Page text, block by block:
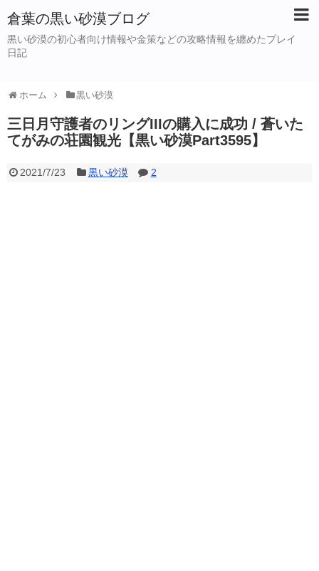
倉葉の黒い砂漠ブログ
黒い砂漠の初心者向け情報や金策などの攻略情報を纏めたプレイ
日記
ホーム 黒い砂漠
三日月守護者のリングIIIの購入に成功 / 蒼いた
てがみの荘園観光【黒い砂漠Part3595】
2021/7/23 黒い砂漠 2